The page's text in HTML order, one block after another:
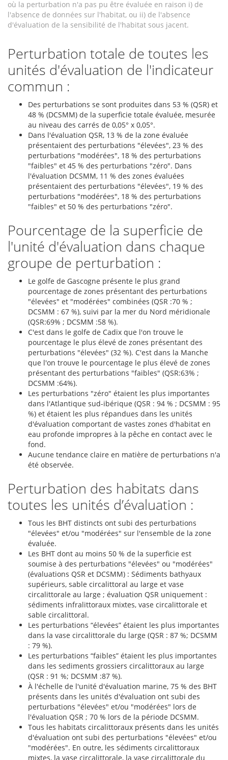
où la perturbation n'a pas pu être évaluée en raison i) de
l'absence de données sur l'habitat, ou ii) de l'absence
d'évaluation de la sensibilité de l'habitat sous jacent.
Perturbation totale de toutes les
unités d'évaluation de l'indicateur
commun :
Des perturbations se sont produites dans 53 % (QSR) et
48 % (DCSMM) de la superficie totale évaluée, mesurée
au niveau des carrés de 0,05° x 0,05°.
Dans l'évaluation QSR, 13 % de la zone évaluée
présentaient des perturbations "élevées", 23 % des
perturbations "modérées", 18 % des perturbations
"faibles" et 45 % des perturbations "zéro". Dans
l'évaluation DCSMM, 11 % des zones évaluées
présentaient des perturbations "élevées", 19 % des
perturbations "modérées", 18 % des perturbations
"faibles" et 50 % des perturbations "zéro".
Pourcentage de la superficie de
l'unité d'évaluation dans chaque
groupe de perturbation :
Le golfe de Gascogne présente le plus grand
pourcentage de zones présentant des perturbations
"élevées" et "modérées" combinées (QSR :70 % ;
DCSMM : 67 %), suivi par la mer du Nord méridionale
(QSR:69% ; DCSMM :58 %).
C'est dans le golfe de Cadix que l'on trouve le
pourcentage le plus élevé de zones présentant des
perturbations "élevées" (32 %). C'est dans la Manche
que l'on trouve le pourcentage le plus élevé de zones
présentant des perturbations "faibles" (QSR:63% ;
DCSMM :64%).
Les perturbations "zéro" étaient les plus importantes
dans l'Atlantique sud-ibérique (QSR : 94 % ; DCSMM : 95
%) et étaient les plus répandues dans les unités
d'évaluation comportant de vastes zones d'habitat en
eau profonde impropres à la pêche en contact avec le
fond.
Aucune tendance claire en matière de perturbations n'a
été observée.
Perturbation des habitats dans
toutes les unités d’évaluation :
Tous les BHT distincts ont subi des perturbations
"élevées" et/ou "modérées" sur l'ensemble de la zone
évaluée.
Les BHT dont au moins 50 % de la superficie est
soumise à des perturbations "élevées" ou "modérées"
(évaluations QSR et DCSMM) : Sédiments bathyaux
supérieurs, sable circalittoral au large et vase
circalittorale au large ; évaluation QSR uniquement :
sédiments infralittoraux mixtes, vase circalittorale et
sable circalittoral.
Les perturbations “élevées” étaient les plus importantes
dans la vase circalittorale du large (QSR : 87 %; DCSMM
: 79 %).
Les perturbations “faibles” étaient les plus importantes
dans les sediments grossiers circalittoraux au large
(QSR : 91 %; DCSMM :87 %).
À l'échelle de l'unité d'évaluation marine, 75 % des BHT
présents dans les unités d'évaluation ont subi des
perturbations "élevées" et/ou "modérées" lors de
l'évaluation QSR ; 70 % lors de la période DCSMM.
Tous les habitats circalittoraux présents dans les unités
d'évaluation ont subi des perturbations "élevées" et/ou
"modérées". En outre, les sédiments circalittoraux
mixtes, la vase circalittorale, la vase circalittorale du